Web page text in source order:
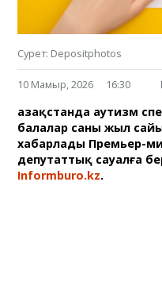
Сурет: Depositphotos
10 Мамыр, 2026 16:30
Қазақстанда аутизм
балалар саны жыл
хабарлады Премьер-
депутаттық сауалға
Informburo.kz.